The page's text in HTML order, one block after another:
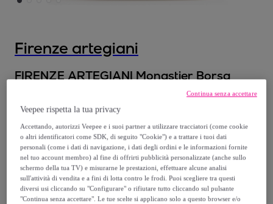
Firenze artegiani
FIRENZE ARTEGIANI Monastier Borsa
zaino da donna. Vera pelle Dollaro Made in
Italy 28x8x32 Cm. Colore: Tortora
Modello: UNICA
64,99 €
179,99 €
-63%
Veepee rispetta la tua privacy
Accettando, autorizzi Veepee e i suoi partner a utilizzare tracciatori (come cookie
o altri identificatori come SDK, di seguito "Cookie") e a trattare i tuoi dati
personali (come i dati di navigazione, i dati degli ordini e le informazioni fornite
nel tuo account membro) al fine di offrirti pubblicità personalizzate (anche sullo
schermo della tua TV) e misurarne le prestazioni, effettuare alcune analisi
sull'attività di vendita e a fini di lotta contro le frodi. Puoi scegliere tra questi
diversi usi cliccando su "Configurare" o rifiutare tutto cliccando sul pulsante
"Continua senza accettare". Le tue scelte si applicano solo a questo browser e/o
Continua senza accettare